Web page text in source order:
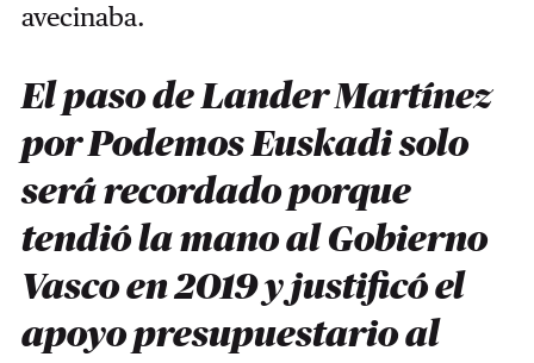
avecinaba.
El paso de Lander Martínez
por Podemos Euskadi solo
será recordado porque
tendió la mano al Gobierno
Vasco en 2019 y justificó el
apoyo presupuestario al